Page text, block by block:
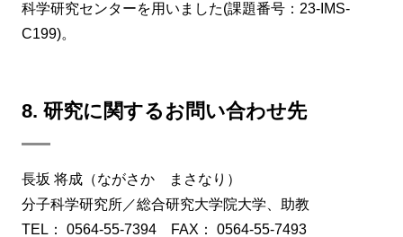
科学研究センターを用いました(課題番号：23-IMS-
C199)。
8. 研究に関するお問い合わせ先
長坂 将成（ながさか まさなり）
分子科学研究所／総合研究大学院大学、助教
TEL： 0564-55-7394 FAX： 0564-55-7493